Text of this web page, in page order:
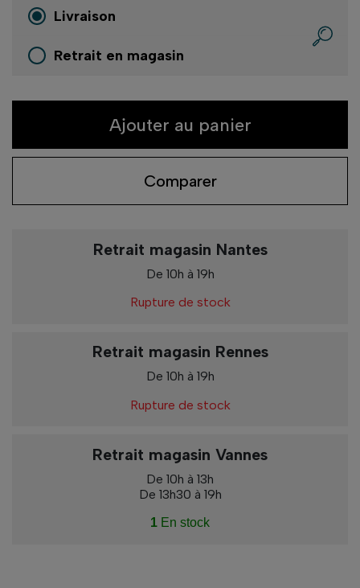
Livraison
Retrait en magasin
Ajouter au panier
Comparer
Retrait magasin Nantes
De 10h à 19h
Rupture de stock
Retrait magasin Rennes
De 10h à 19h
Rupture de stock
Retrait magasin Vannes
De 10h à 13h
De 13h30 à 19h
1 En stock